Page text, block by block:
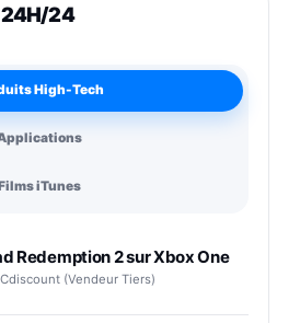
24H/24
High-Tech
iTunes
Redemption 2 sur Xbox One
Cdiscount (Vendeur Tiers)